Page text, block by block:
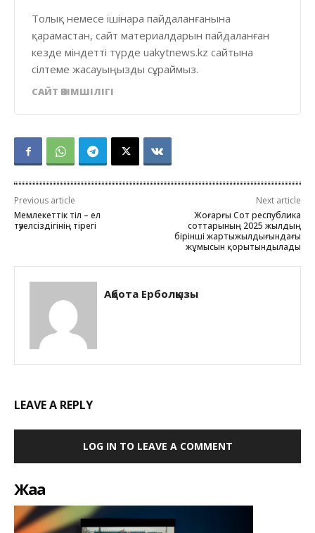
Толық немесе ішінара пайдаланғанына
қарамастан, сайт материалдарын пайдаланған
кезде міндетті түрде uakytnews.kz сайтына
сілтеме жасауыңызды сұраймыз.
САЙТ ӘКІМШІЛІГІ
Previous article
Мемлекеттік тіл – ел
тәуелсіздігінің тірегі
Next article
Жоғарғы Сот республика
соттарының 2025 жылдың
бірінші жартыжылдығындағы
жұмысын қорытындылады
Ақбота Ерболқызы
LEAVE A REPLY
LOG IN TO LEAVE A COMMENT
Жаңа